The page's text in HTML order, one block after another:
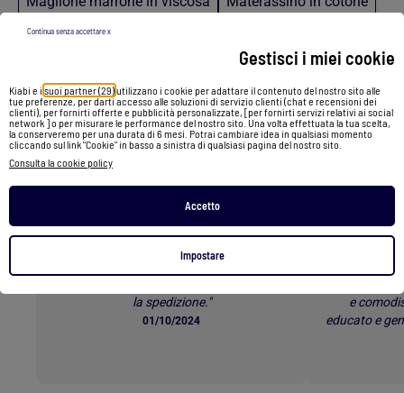
Gestisci i miei cookie
Kiabi e isuoi partner (29)utilizzano i cookie per adattare il contenuto del nostro sito alle
tue preferenze, per darti accesso alle soluzioni di servizio clienti (chat e recensioni dei
clienti), per fornirti offerte e pubblicità personalizzate, [per fornirti servizi relativi ai social
network ] o per misurare le performance del nostro sito. Una volta effettuata la tua scelta,
la conserveremo per una durata di 6 mesi. Potrai cambiare idea in qualsiasi momento
cliccando sul link "Cookie" in basso a sinistra di qualsiasi pagina del nostro sito.
Consulta la cookie policy
Accetto
Impostare
Continua senza accettare x
Cartella nera
I clienti parlano dei nostri
servizi *
Spedizione Gratuita
"Sono sempre contenta di acquistare da
la spedizione."
01/10/2024
e
educato e